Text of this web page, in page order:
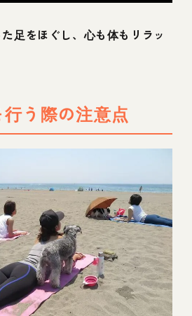
足をほぐし、心も体もリラッ
行う際の注意点